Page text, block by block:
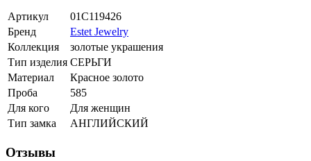
Артикул
01С119426
Бренд
Estet Jewelry
Коллекция
золотые украшения
Тип изделия СЕРЬГИ
Материал
Красное золото
Проба
585
Для кого
Для женщин
Тип замка
АНГЛИЙСКИЙ
Отзывы